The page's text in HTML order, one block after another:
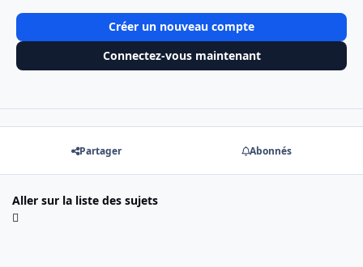
Créer un nouveau compte
Connectez-vous maintenant
Partager Abonnés
Aller sur la liste des sujets